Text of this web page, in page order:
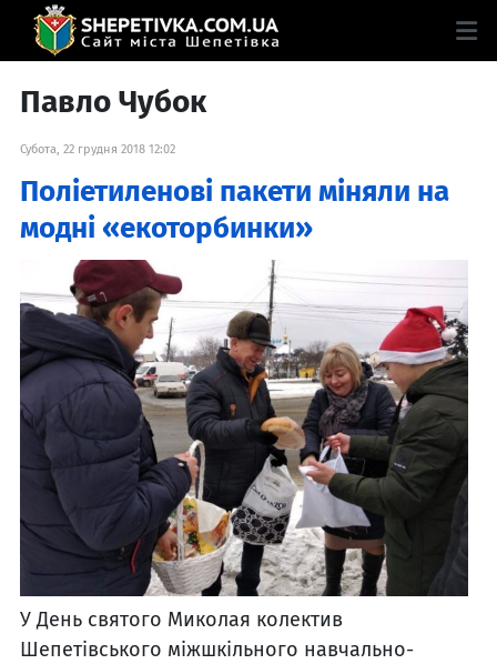
Павло Чубок
Субота, 22 грудня 2018 12:02
Поліетиленові пакети міняли на
модні «екоторбинки»
У День святого Миколая колектив
Шепетівського міжшкільного навчально-